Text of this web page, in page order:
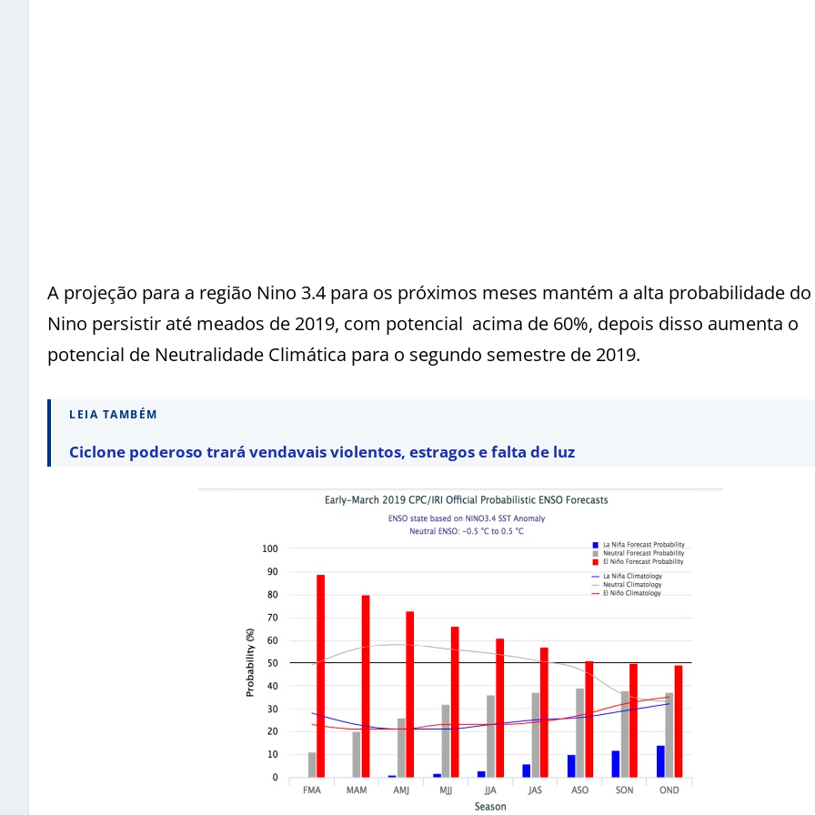
A projeção para a região Nino 3.4 para os próximos meses mantém a alta probabilidade do
Nino persistir até meados de 2019, com potencial acima de 60%, depois disso aumenta o
potencial de Neutralidade Climática para o segundo semestre de 2019.
LEIA TAMBÉM
Ciclone poderoso trará vendavais violentos, estragos e falta de luz